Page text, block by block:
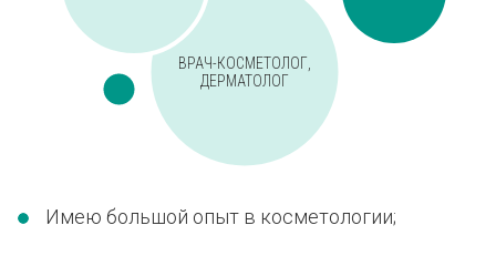
ВРАЧ-КОСМЕТОЛОГ,
ДЕРМАТОЛОГ
Имею большой опыт в косметологии;